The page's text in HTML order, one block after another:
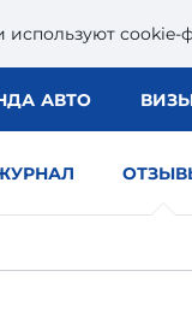
используют сookie-
АВТО